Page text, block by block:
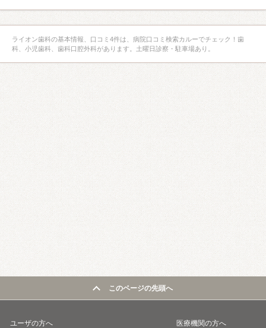
ライオン歯科の基本情報、口コミ4件は、病院口コミ検索カルーでチェック！歯
科、小児歯科、歯科口腔外科があります。土曜日診察・駐車場あり。
このページの先頭へ
ユーザの方へ 医療機関の方へ